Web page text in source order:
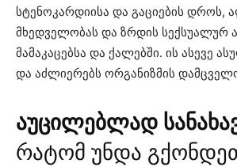
სტენოკარდიისა და გაციების დროს,
მხედველობას და ზრდის სექსუალურ
მამაკაცებსა და ქალებში. ის ასევე
და აძლიერებს ორგანიზმის
აუცილებლად
რატომ უნდა